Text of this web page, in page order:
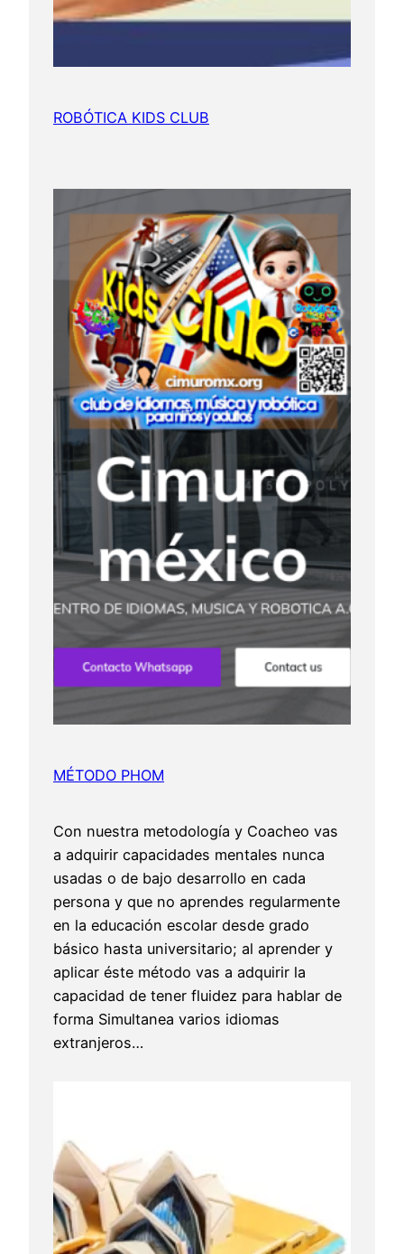
ROBÓTICA KIDS CLUB
MÉTODO PHOM
Con nuestra metodología y Coacheo vas
a adquirir capacidades mentales nunca
usadas o de bajo desarrollo en cada
persona y que no aprendes regularmente
en la educación escolar desde grado
básico hasta universitario; al aprender y
aplicar éste método vas a adquirir la
capacidad de tener fluidez para hablar de
forma Simultanea varios idiomas
extranjeros…